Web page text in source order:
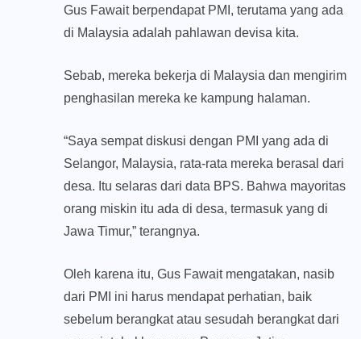
Gus Fawait berpendapat PMI, terutama yang ada
di Malaysia adalah pahlawan devisa kita.
Sebab, mereka bekerja di Malaysia dan mengirim
penghasilan mereka ke kampung halaman.
“Saya sempat diskusi dengan PMI yang ada di
Selangor, Malaysia, rata-rata mereka berasal dari
desa. Itu selaras dari data BPS. Bahwa mayoritas
orang miskin itu ada di desa, termasuk yang di
Jawa Timur,” terangnya.
Oleh karena itu, Gus Fawait mengatakan, nasib
dari PMI ini harus mendapat perhatian, baik
sebelum berangkat atau sesudah berangkat dari